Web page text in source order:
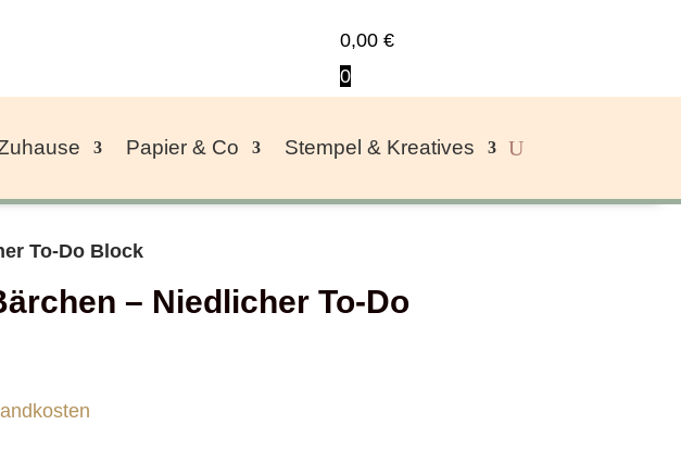
0,00€
0
Papier & Co Stempel & Kreatives
To-Do Block
– Niedlicher To-Do